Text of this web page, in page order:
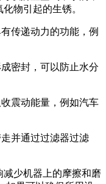
物引起的生锈。
传递动力的功能，例
密封，可以防止水分
震动能量，例如汽车
并通过过滤器过滤
少机器上的摩擦和磨